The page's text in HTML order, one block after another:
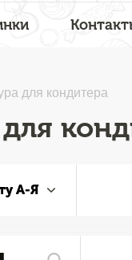
для кондитера
А-Я